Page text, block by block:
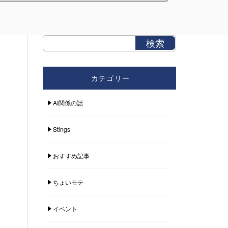
カテゴリー
AI関係の話
Stings
おすすめ記事
ちょいモテ
イベント